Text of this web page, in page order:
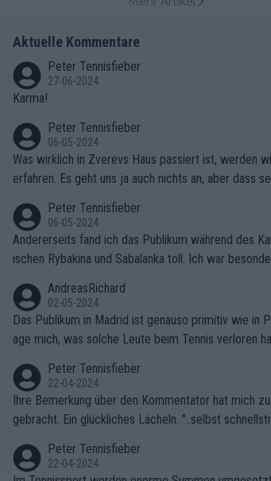
Aktuelle Kommentare
Peter Tennisfieber
27-06-2024
Karma!
Peter Tennisfieber
06-05-2024
Was wirklich in Zverevs Haus passiert ist, werden
erfahren. Es geht uns ja auch nichts an, aber dass
Peter Tennisfieber
06-05-2024
Andererseits fand ich das Publikum während des
ischen Rybakina und Sabalanka toll. Ich war
AndreasRichard
02-05-2024
Das Publikum in Madrid ist genauso primitiv wie in
age mich, was solche Leute beim Tennis verloren
ben.
Peter Tennisfieber
22-04-2024
Ihre Bemerkung über den Kommentator hat mich
gebracht. Ein glückliches Lächeln. "..selbst
Peter Tennisfieber
22-04-2024